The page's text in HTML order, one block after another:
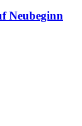
Neubeginn